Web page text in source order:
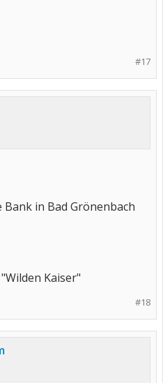
#17
Bank in Bad Grönenbach
Kaiser"
#18